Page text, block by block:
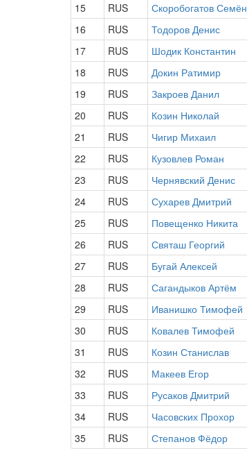
15
RUS Скоробогатов Семён
16
RUS Тодоров Денис
17
RUS Шодик Константин
18
RUS Докин Ратимир
19
RUS Закроев Данил
20
RUS Козин Николай
21
RUS Чигир Михаил
22
RUS Кузовлев Роман
23
RUS Чернявский Денис
24
RUS Сухарев Дмитрий
25
RUS Повещенко Никита
26
RUS Святаш Георгий
27
RUS Бугай Алексей
28
RUS Сагандыков Артём
29
RUS Иванишко Тимофей
30
RUS Ковалев Тимофей
31
RUS Козин Станислав
32
RUS Макеев Егор
33
RUS Русаков Дмитрий
34
RUS Часовских Прохор
35
RUS Степанов Фёдор